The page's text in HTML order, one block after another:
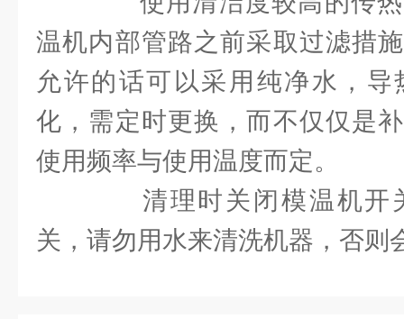
温机内部管路之前采取过滤措
允许的话可以采用纯净水，
化，需定时更换，而不仅仅是
使用频率与使用温度而定。
清理时关闭模温机开
关，请勿用水来清洗机器，否则